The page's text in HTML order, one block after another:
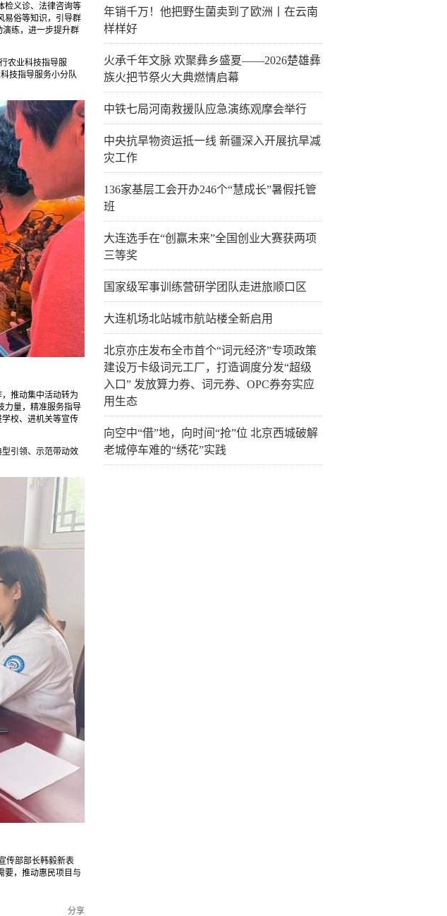
检义诊、法律咨询等
易俗等知识，引导群
演练，进一步提升群
农业科技指导服
技指导服务小分队
推动集中活动转为
力量，精准服务指导
校、进机关等宣传
引领、示范带动效
传部部长韩毅新表
要，推动惠民项目与
分享
年销千万！他把野生菌卖到了欧洲丨在云南
样样好
火承千年文脉 欢聚彝乡盛夏——2026楚雄彝
族火把节祭火大典燃情启幕
中铁七局河南救援队应急演练观摩会举行
中央抗旱物资运抵一线 新疆深入开展抗旱减
灾工作
136家基层工会开办246个“慧成长”暑假托管
班
大连选手在“创赢未来”全国创业大赛获两项
三等奖
国家级军事训练营研学团队走进旅顺口区
大连机场北站城市航站楼全新启用
北京亦庄发布全市首个“词元经济”专项政策
建设万卡级词元工厂，打造调度分发“超级
入口” 发放算力券、词元券、OPC券夯实应
用生态
向空中“借”地，向时间“抢”位 北京西城破解
老城停车难的“绣花”实践